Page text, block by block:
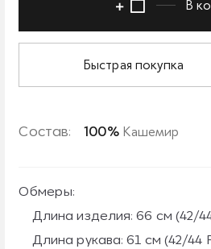
В
Быстрая покупка
Состав: 100%Кашемир
Обмеры:
Длина изделия: 66 см (42/
Длина рукава: 61 см (42/44